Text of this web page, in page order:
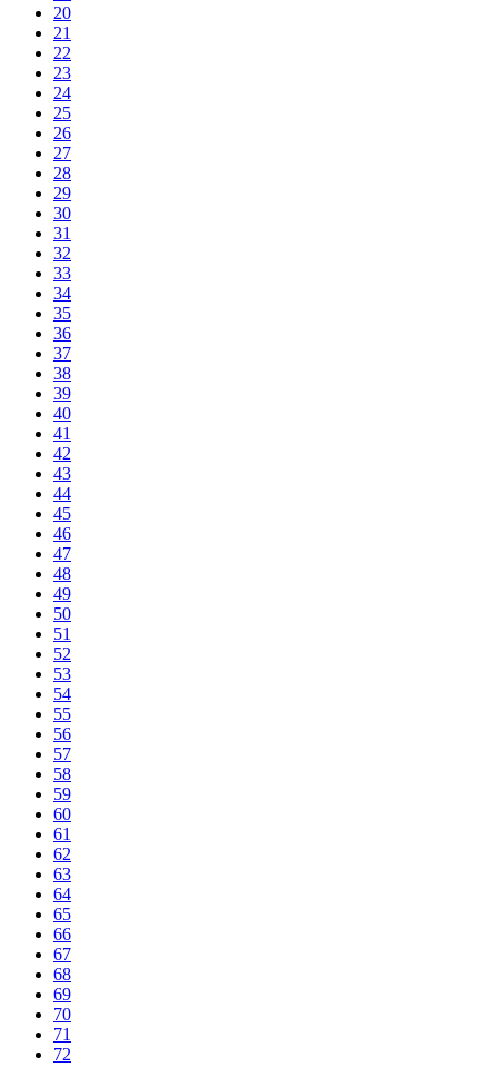
20
21
22
23
24
25
26
27
28
29
30
31
32
33
34
35
36
37
38
39
40
41
42
43
44
45
46
47
48
49
50
51
52
53
54
55
56
57
58
59
60
61
62
63
64
65
66
67
68
69
70
71
72